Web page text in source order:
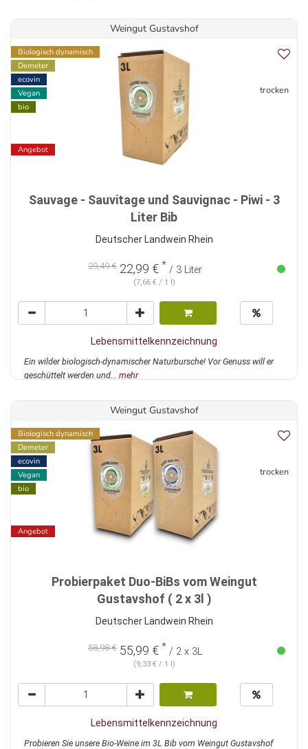
Weingut Gustavshof
Biologisch dynamisch
Demeter
ecovin
Vegan
bio
Angebot
trocken
Sauvage - Sauvitage und Sauvignac - Piwi - 3
Liter Bib
Deutscher Landwein Rhein
29,49 € 22,99 € * / 3 Liter
(7,66 € / 1 l)
Lebensmittelkennzeichnung
Ein wilder biologisch-dynamischer Naturbursche! Vor Genuss will er
geschüttelt werden und... mehr
Weingut Gustavshof
Biologisch dynamisch
Demeter
ecovin
Vegan
bio
Angebot
trocken
Probierpaket Duo-BiBs vom Weingut
Gustavshof ( 2 x 3l )
Deutscher Landwein Rhein
58,98 € 55,99 € * / 2 x 3L
(9,33 € / 1 l)
Lebensmittelkennzeichnung
Probieren Sie unsere Bio-Weine im 3L Bib vom Weingut Gustavshof